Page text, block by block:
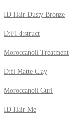
ID Hair Dusty Bronze
D:FI d:struct
Moroccanoil Treatment
D:fi Matte Clay
Moroccanoil Curl
ID Hair Me